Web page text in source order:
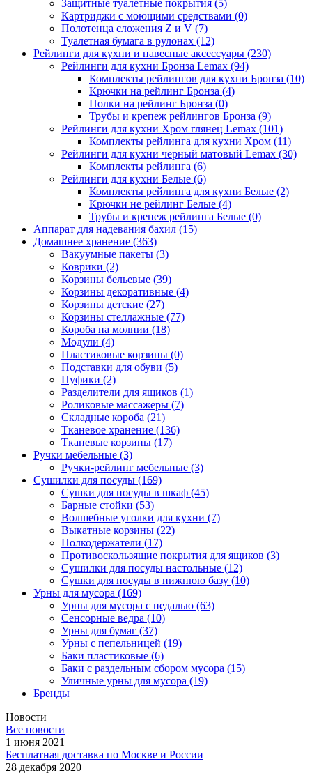
Защитные туалетные покрытия (5)
Картриджи с моющими средствами (0)
Полотенца сложения Z и V (7)
Туалетная бумага в рулонах (12)
Рейлинги для кухни и навесные аксессуары (230)
Рейлинги для кухни Бронза Lemax (94)
Комплекты рейлингов для кухни Бронза (10)
Крючки на рейлинг Бронза (4)
Полки на рейлинг Бронза (0)
Трубы и крепеж рейлингов Бронза (9)
Рейлинги для кухни Хром глянец Lemax (101)
Комплекты рейлинга для кухни Хром (11)
Рейлинги для кухни черный матовый Lemax (30)
Комплекты рейлинга (6)
Рейлинги для кухни Белые (6)
Комплекты рейлинга для кухни Белые (2)
Крючки не рейлинг Белые (4)
Трубы и крепеж рейлинга Белые (0)
Аппарат для надевания бахил (15)
Домашнее хранение (363)
Вакуумные пакеты (3)
Коврики (2)
Корзины бельевые (39)
Корзины декоративные (4)
Корзины детские (27)
Корзины стеллажные (77)
Короба на молнии (18)
Модули (4)
Пластиковые корзины (0)
Подставки для обуви (5)
Пуфики (2)
Разделители для ящиков (1)
Роликовые массажеры (7)
Складные короба (21)
Тканевое хранение (136)
Тканевые корзины (17)
Ручки мебельные (3)
Ручки-рейлинг мебельные (3)
Сушилки для посуды (169)
Сушки для посуды в шкаф (45)
Барные стойки (53)
Волшебные уголки для кухни (7)
Выкатные корзины (22)
Полкодержатели (17)
Противоскользящие покрытия для ящиков (3)
Сушилки для посуды настольные (12)
Сушки для посуды в нижнюю базу (10)
Урны для мусора (169)
Урны для мусора с педалью (63)
Сенсорные ведра (10)
Урны для бумаг (37)
Урны с пепельницей (19)
Баки пластиковые (6)
Баки с раздельным сбором мусора (15)
Уличные урны для мусора (19)
Бренды
Новости
Все новости
1 июня 2021
Бесплатная доставка по Москве и России
28 декабря 2020